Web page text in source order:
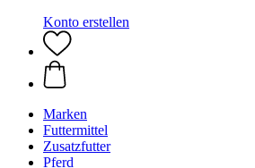
Konto erstellen
Marken
Futtermittel
Zusatzfutter
Pferd